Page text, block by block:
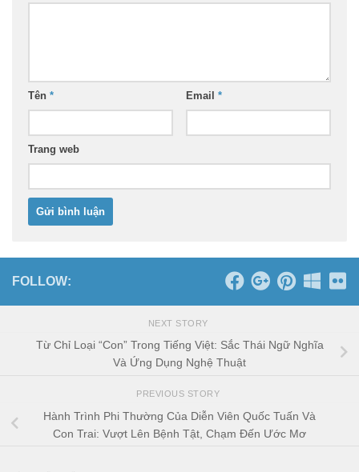
Tên * Email *
Trang web
FOLLOW:
NEXT STORY
Từ Chỉ Loại “Con” Trong Tiếng Việt: Sắc Thái Ngữ Nghĩa
Và Ứng Dụng Nghệ Thuật
PREVIOUS STORY
Hành Trình Phi Thường Của Diễn Viên Quốc Tuấn Và
Con Trai: Vượt Lên Bệnh Tật, Chạm Đến Ước Mơ